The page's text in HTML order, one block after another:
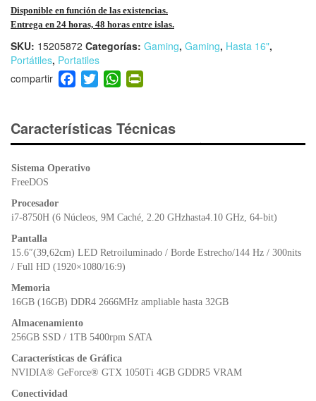
Disponible en función de las existencias.
Entrega en 24 horas, 48 horas entre islas.
SKU: 15205872 Categorías: Gaming, Gaming, Hasta 16",
Portátiles, Portatiles
F
a
e
b
o
o
T
wi
er
W
h
s
A
ri
e
Características Técnicas
Sistema Operativo
FreeDOS
Procesador
i7-8750H (6 Núcleos, 9M Caché, 2.20 GHzhasta4.10 GHz, 64-bit)
Pantalla
15.6″(39,62cm) LED Retroiluminado / Borde Estrecho/144 Hz / 300nits
/ Full HD (1920×1080/16:9)
Memoria
16GB (16GB) DDR4 2666MHz ampliable hasta 32GB
Almacenamiento
256GB SSD / 1TB 5400rpm SATA
Características de Gráfica
NVIDIA® GeForce® GTX 1050Ti 4GB GDDR5 VRAM
Conectividad